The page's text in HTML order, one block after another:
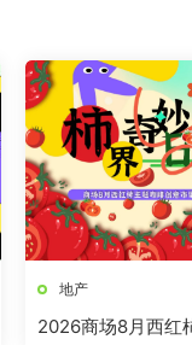
地产
2026商场8月西红